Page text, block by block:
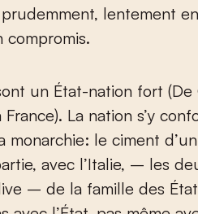
lentement
compromis.
un État-nation fort
La nation s’y
monarchie: le ciment
avec l’Italie, – les
– de la famille des